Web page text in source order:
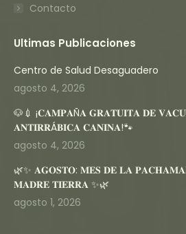
Contacto
Ultimas Publicaciones
Centro de Salud Desaguadero
agosto 4, 2026
🐶💉 ¡𝐂𝐀𝐌𝐏𝐀Ñ𝐀 𝐆𝐑𝐀𝐓𝐔𝐈𝐓𝐀 𝐃𝐄
𝐀𝐍𝐓𝐈𝐑𝐑Á𝐁𝐈𝐂𝐀 𝐂𝐀𝐍𝐈𝐍𝐀!🐾
agosto 4, 2026
🌿✨ 𝐀𝐆𝐎𝐒𝐓𝐎: 𝐌𝐄𝐒 𝐃𝐄 𝐋𝐀
𝐌𝐀𝐃𝐑𝐄 𝐓𝐈𝐄𝐑𝐑𝐀 ✨🌿
agosto 1, 2026